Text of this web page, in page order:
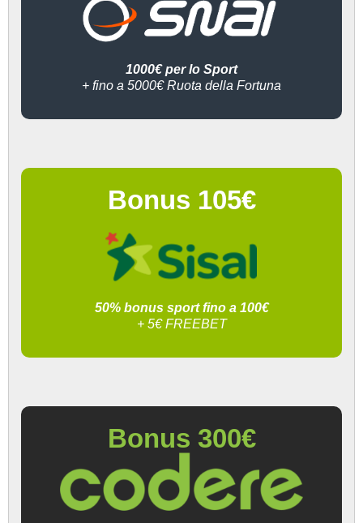
1000€ per lo Sport
+ fino a 5000€ Ruota della Fortuna
Bonus 105€
50% bonus sport fino a 100€
+ 5€ FREEBET
Bonus 300€